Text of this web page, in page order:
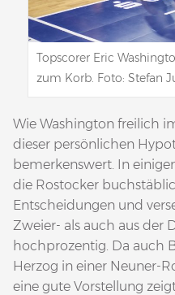
Topscorer Eric
zum Korb. Foto: Stefan
Wie Washington freilich
dieser persönlichen
bemerkenswert. In
die Rostocker
Entscheidungen und
Zweier- als auch aus der
hochprozentig. Da auch
Herzog in einer Neuner-
eine gute Vorstellung